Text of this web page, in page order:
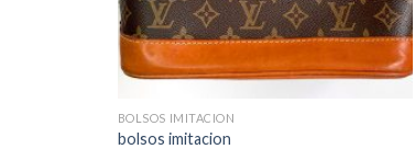
BOLSOS IMITACION
bolsos imitacion